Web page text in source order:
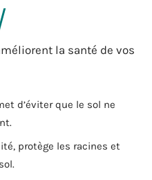
la santé de vos
d’éviter que le sol ne
protège les racines et